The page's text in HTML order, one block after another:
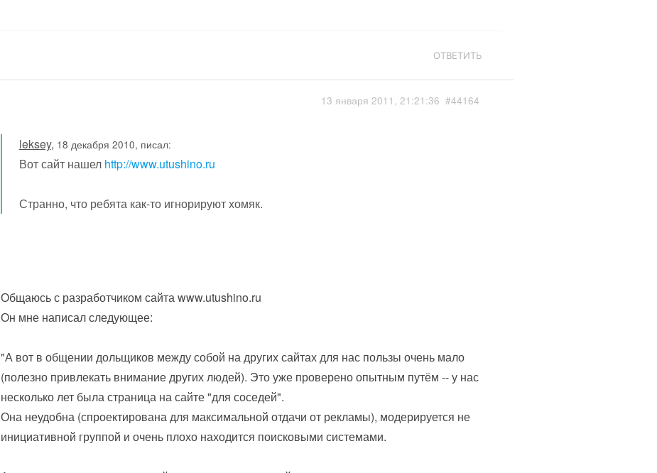
ОТВЕТИТЬ
13 января 2011, 21:21:36 #44164
leksey, 18 декабря 2010, писал:
Вот сайт нашел http://www.utushino.ru
Странно, что ребята как-то игнорируют хомяк.
Общаюсь с разработчиком сайта www.utushino.ru
Он мне написал следующее:
"А вот в общении дольщиков между собой на других сайтах для нас пользы очень мало
(полезно привлекать внимание других людей). Это уже проверено опытным путём -- у нас
несколько лет была страница на сайте "для соседей".
Она неудобна (спроектирована для максимальной отдачи от рекламы), модерируется не
инициативной группой и очень плохо находится поисковыми системами.